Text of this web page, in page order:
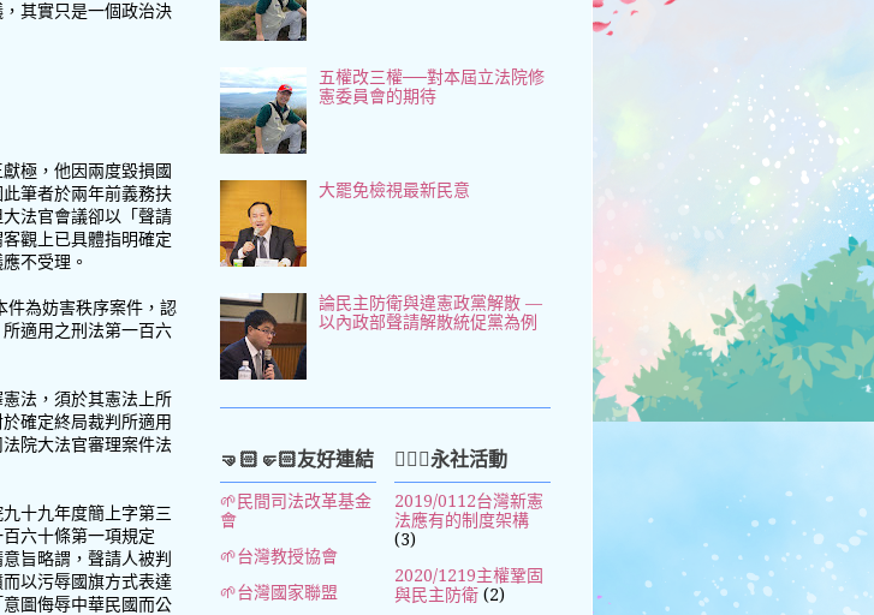
其實只是一個政治決
極，他因兩度毀損國
筆者於兩年前義務扶
法官會議卻以「聲請
觀上已具體指明確定
不受理。
件為妨害秩序案件，認
適用之刑法第一百六
法，須於其憲法上所
確定終局裁判所適用
院大法官審理案件法
十九年度簡上字第三
六十條第一項規定
旨略謂，聲請人被判
以污辱國旗方式表達
圖侮辱中華民國而公
五權改三權──對本屆立法院修
憲委員會的期待
大罷免檢視最新民意
論民主防衛與違憲政黨解散 —
以內政部聲請解散統促黨為例
🤜🏻🤛🏻友好連結
🌱民間司法改革基金
會
🌱台灣教授協會
🌱台灣國家聯盟
🧚🏻‍♀️永社活動
2019/0112台灣新憲
法應有的制度架構
(3)
2020/1219主權鞏固
與民主防衛 (2)